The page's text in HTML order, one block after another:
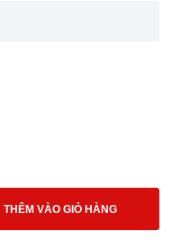
THÊM VÀO GIỎ HÀNG